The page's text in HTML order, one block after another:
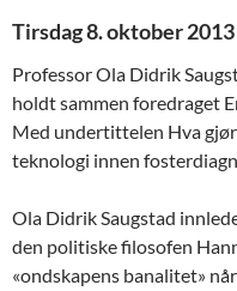
Tirsdag 8. oktober
Professor Ola Didrik
holdt sammen foredraget
Med undertittelen Hva
teknologi innen
Ola Didrik Saugstad
den politiske filosofen
«ondskapens banalitet»